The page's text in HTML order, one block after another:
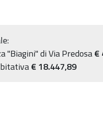
"Biagini" di Via Predosa€
€ 18.447,89